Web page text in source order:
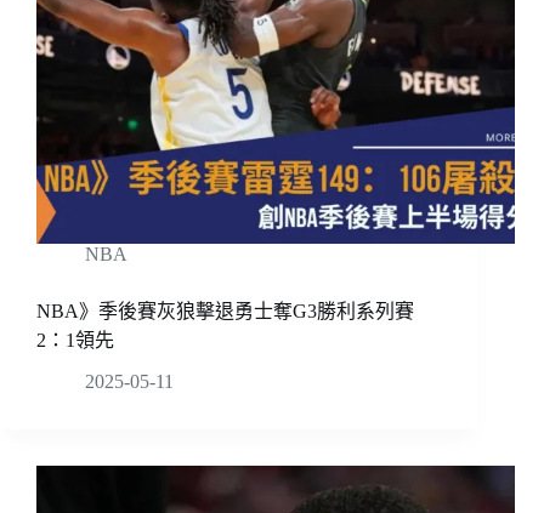
NBA
NBA》季後賽灰狼擊退勇士奪G3勝利系列賽
2：1領先
2025-05-11